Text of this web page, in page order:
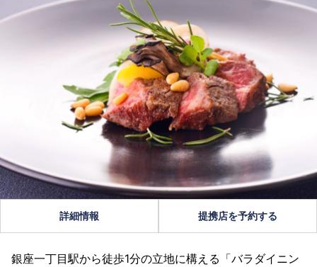
詳細情報 提携店を予約する
銀座一丁目駅から徒歩1分の立地に構える「バラダイニン